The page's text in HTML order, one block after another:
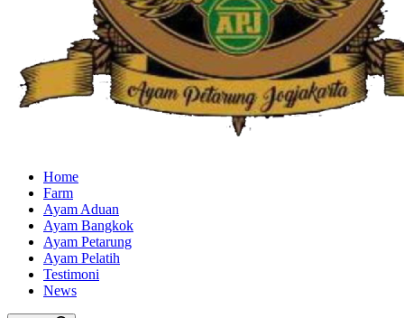
Home
Farm
Ayam Aduan
Ayam Bangkok
Ayam Petarung
Ayam Pelatih
Testimoni
News